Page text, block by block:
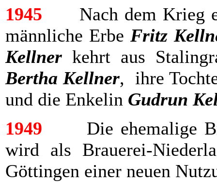
1945 Nach dem Krieg
männliche Erbe Fritz
Kellner kehrt aus
Bertha Kellner, ihre
und die Enkelin Gudrun
1949 Die ehemalige
wird als Brauerei-
Göttingen einer neuen